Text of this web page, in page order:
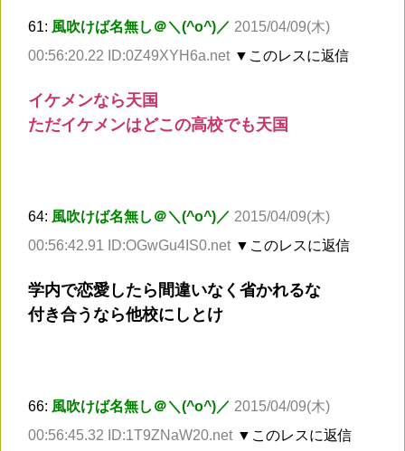
61: 風吹けば名無し＠＼(^o^)／ 2015/04/09(木)
00:56:20.22 ID:0Z49XYH6a.net ▼このレスに返信
イケメンなら天国
ただイケメンはどこの高校でも天国
64: 風吹けば名無し＠＼(^o^)／ 2015/04/09(木)
00:56:42.91 ID:OGwGu4IS0.net ▼このレスに返信
学内で恋愛したら間違いなく省かれるな
付き合うなら他校にしとけ
66: 風吹けば名無し＠＼(^o^)／ 2015/04/09(木)
00:56:45.32 ID:1T9ZNaW20.net ▼このレスに返信